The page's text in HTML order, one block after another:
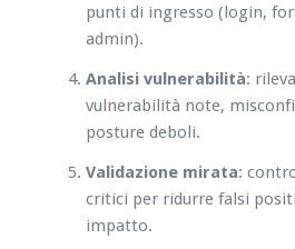
punti di ingresso (login,
admin).
Analisi vulnerabilità:
vulnerabilità note,
posture deboli.
Validazione mirata:
critici per ridurre falsi
impatto.